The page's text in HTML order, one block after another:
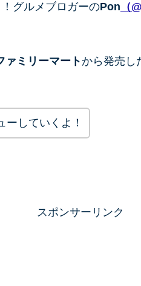
グルメブロガーのPon （
ァミリーマートから発売し
ーしていくよ！
スポンサーリンク